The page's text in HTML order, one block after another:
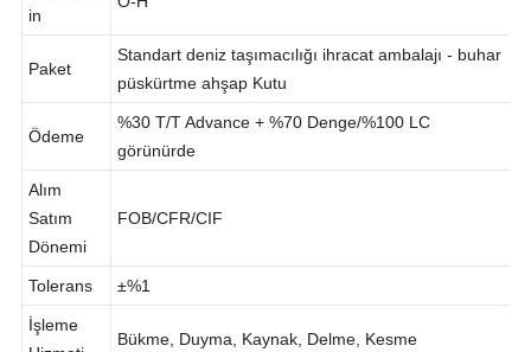
Öfkelenirs
Standart deniz taşımacılığı ihracat ambalajı - buhar
Ödeme
%30 T/T Advance + %70 Denge/%100 LC
Alım
Satım
Dönemi
Tolerans